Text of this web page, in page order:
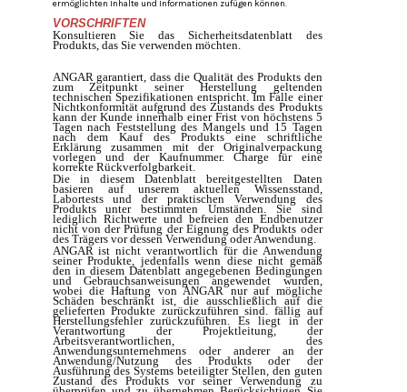
ermöglichten Inhalte und Informationen zufügen können.
VORSCHRIFTEN
Konsultieren Sie das Sicherheitsdatenblatt des
Produkts, das Sie verwenden möchten.
ANGAR garantiert, dass die Qualität des Produkts den
zum Zeitpunkt seiner Herstellung geltenden
technischen Spezifikationen entspricht.Im Falle einer
Nichtkonformität aufgrund des Zustands des Produkts
kann der Kunde innerhalb einer Frist von höchstens 5
Tagen nach Feststellung des Mangels und 15 Tagen
nach dem Kauf des Produkts eine schriftliche
Erklärung zusammen mit der Originalverpackung
vorlegen und der Kaufnummer. Charge für eine
korrekte Rückverfolgbarkeit.
Die in diesem Datenblatt bereitgestellten Daten
basieren auf unserem aktuellen Wissensstand,
Labortests und der praktischen Verwendung des
Produkts unter bestimmten Umständen. Sie sind
lediglich Richtwerte und befreien den Endbenutzer
nicht von der Prüfung der Eignung des Produkts oder
des Trägers vor dessen Verwendung oder Anwendung.
ANGAR ist nicht verantwortlich für die Anwendung
seiner Produkte, jedenfalls wenn diese nicht gemäß
den in diesem Datenblatt angegebenen Bedingungen
und Gebrauchsanweisungen angewendet wurden,
wobei die Haftung von ANGAR nur auf mögliche
Schäden beschränkt ist, die ausschließlich auf die
gelieferten Produkte zurückzuführen sind. fällig auf
Herstellungsfehler zurückzuführen.Es liegt in der
Verantwortung der Projektleitung, der
Arbeitsverantwortlichen, des
Anwendungsunternehmens oder anderer an der
Anwendung/Nutzung des Produkts oder der
Ausführung des Systems beteiligter Stellen, den guten
Zustand des Produkts vor seiner Verwendung zu